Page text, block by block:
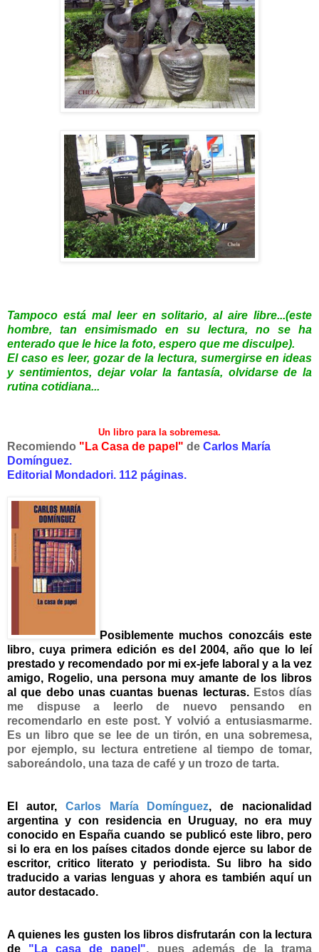
Tampoco está mal leer en solitario, al aire libre...(este
hombre, tan ensimismado en su lectura, no se ha
enterado que le hice la foto, espero que me disculpe).
El caso es leer, gozar de la lectura, sumergirse en ideas
y sentimientos, dejar volar la fantasía, olvidarse de la
rutina cotidiana...
Un libro para la sobremesa.
Recomiendo "La Casa de papel" de Carlos María
Domínguez.
Editorial Mondadori. 112 páginas.
Posiblemente muchos conozcáis este
libro, cuya primera edición es del 2004, año que lo leí
prestado y recomendado por mi ex-jefe laboral y a la vez
amigo, Rogelio, una persona muy amante de los libros
al que debo unas cuantas buenas lecturas. Estos días
me dispuse a leerlo de nuevo pensando en
recomendarlo en este post. Y volvió a entusiasmarme.
Es un libro que se lee de un tirón, en una sobremesa,
por ejemplo, su lectura entretiene al tiempo de tomar,
saboreándolo, una taza de café y un trozo de tarta.
El autor, Carlos María Domínguez, de nacionalidad
argentina y con residencia en Uruguay, no era muy
conocido en España cuando se publicó este libro, pero
si lo era en los países citados donde ejerce su labor de
escritor, critico literato y periodista. Su libro ha sido
traducido a varias lenguas y ahora es también aquí un
autor destacado.
A quienes les gusten los libros disfrutarán con la lectura
de "La casa de papel", pues además de la trama